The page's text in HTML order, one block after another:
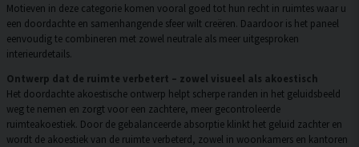
Motieven in deze categorie komen vooral goed tot hun recht in ruimtes waar u
een doordachte en samenhangende sfeer wilt creëren. Daardoor is het paneel
eenvoudig te combineren met zowel neutrale als meer uitgesproken
interieurdetails.
Ontwerp dat de ruimte verbetert – zowel visueel als akoestisch
Het doordachte akoestische ontwerp helpt scherpe randen in het geluidsbeeld
weg te nemen en zorgt voor een zachtere, meer gecontroleerde
ruimteakoestiek. Door de gebalanceerde absorptie klinkt het geluid zachter en
wordt de akoestiek van de ruimte verbeterd, zowel in woonkamers en kantoren